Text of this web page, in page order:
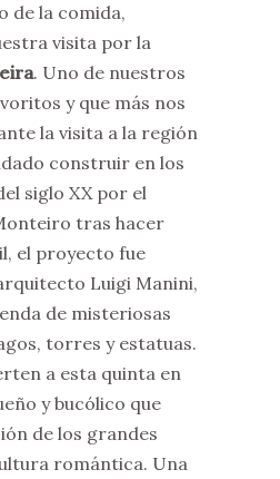
de la comida,
visita por la
. Uno de nuestros
y que más nos
la visita a la región
construir en los
siglo XX por el
tras hacer
el proyecto fue
Luigi Manini,
de misteriosas
torres y estatuas.
a esta quinta en
y bucólico que
de los grandes
romántica. Una